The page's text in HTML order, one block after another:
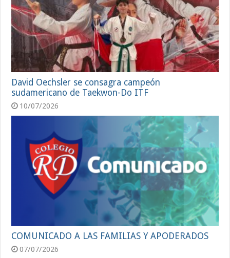
David Oechsler se consagra campeón
sudamericano de Taekwon-Do ITF
10/07/2026
COMUNICADO A LAS FAMILIAS Y APODERADOS
07/07/2026